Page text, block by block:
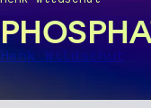
Henk Wildschut